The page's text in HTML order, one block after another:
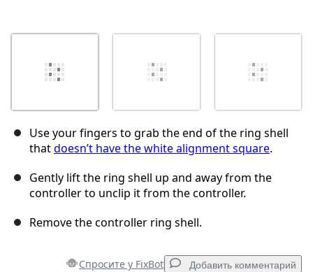
Use your fingers to grab the end of the ring shell
thatdoesn’t have the white alignment square.
Gently lift the ring shell up and away from the
controller to unclip it from the controller.
Remove the controller ring shell.
Спросите у FixBot Добавить комментарий